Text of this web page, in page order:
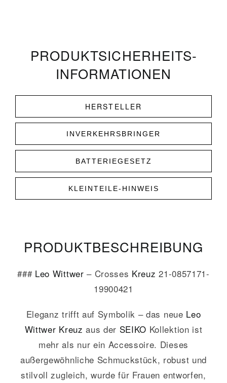
PRODUKT­­SICHERHEITS­
INFORMATIONEN
HERSTELLER
INVERKEHRSBRINGER
BATTERIEGESETZ
KLEINTEILE-HINWEIS
PRODUKT­­BESCHREIBUNG
### Leo Wittwer – Crosses Kreuz 21-0857171-
19900421
Eleganz trifft auf Symbolik – das neue Leo
Wittwer Kreuz aus der SEIKO Kollektion ist
mehr als nur ein Accessoire. Dieses
außergewöhnliche Schmuckstück, robust und
stilvoll zugleich, wurde für Frauen entworfen,